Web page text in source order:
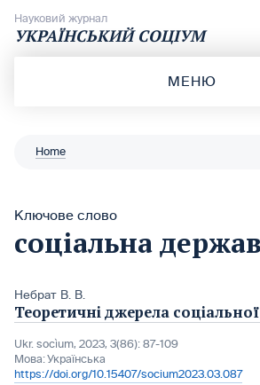
Науковий журнал
УКРАЇНСЬКИЙ СОЦІУМ
МЕНЮ
Home
Ключове слово
соціальна
Небрат В. В.
Теоретичні джерела
Ukr. socìum, 2023, 3(86): 87-109
Мова:Українська
https://doi.org/10.15407/socium2023.03.087